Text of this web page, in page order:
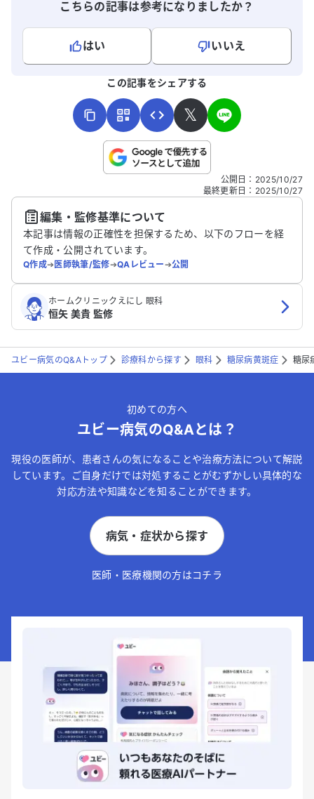
こちらの記事は参考になりましたか？
はい
いいえ
こちらは送信専用のフォームです。氏名やご自身の病気の詳細な
送信する
この記事をシェアする
𝕏
公開日 ： 2025/10/27
最終更新日 ： 2025/10/27
編集・監修基準について
本記事は情報の正確性を担保するため、以下のフローを経
て作成・公開されています。
Q作成➔医師執筆/監修➔QAレビュー➔公開
ホームクリニックえにし 眼科
恒矢 美貴 監修
ユビー病気のQ&Aトップ 診療科から探す 眼科 糖尿病黄斑症 糖尿
初めての方へ
ユビー病気のQ&Aとは？
現役の医師が、患者さんの気になることや治療方法について解説
しています。ご自身だけでは対処することがむずかしい具体的な
対応方法や知識などを知ることができます。
病気・症状から探す
医師・医療機関の方はコチラ